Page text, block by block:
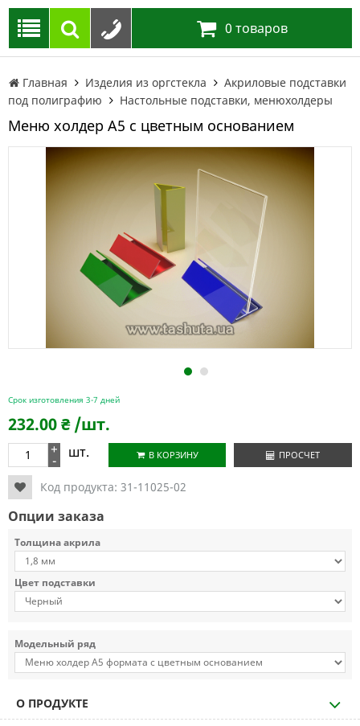
0 товаров
Главная Изделия из оргстекла
Акриловые подставки
под полиграфию
Настольные подставки, менюхолдеры
Меню холдер А5 с цветным основанием
1 2
Срок изготовления 3-7 дней
232.00₴ /шт.
+
- шт. В КОРЗИНУ ПРОСЧЕТ
Код продукта: 31-11025-02
Опции заказа
Толщина акрила
Цвет подставки
Модельный ряд
О ПРОДУКТЕ